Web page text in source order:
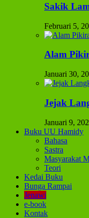
Sakik
Februari 5,
Alam
Januari 30,
Jejak
Januari 9,
Buku UU Hamidy
Bahasa
Sastra
Masyarakat
Teori
Kedai Buku
Bunga Rampai
Jenawi
e-book
Kontak